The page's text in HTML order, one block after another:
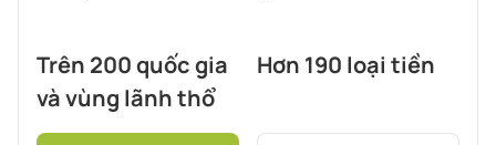
Trên 200 quốc gia
và vùng lãnh thổ
Hơn 190 loại tiền